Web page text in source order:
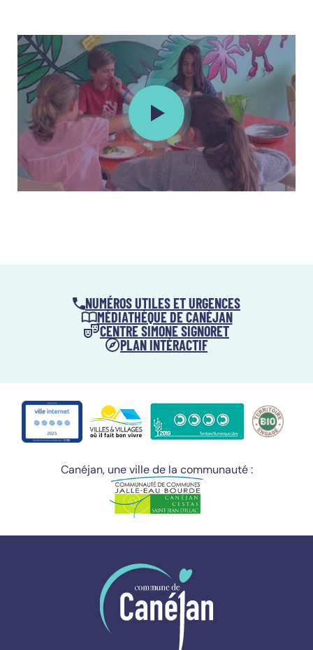
Lancer la vidéo : CMJ Film contre
NUMÉROS UTILES ET URGENCES
MÉDIATHÈQUE DE CANÉJAN
CENTRE SIMONE SIGNORET
PLAN INTÉRACTIF
Canéjan, une ville de la communauté :